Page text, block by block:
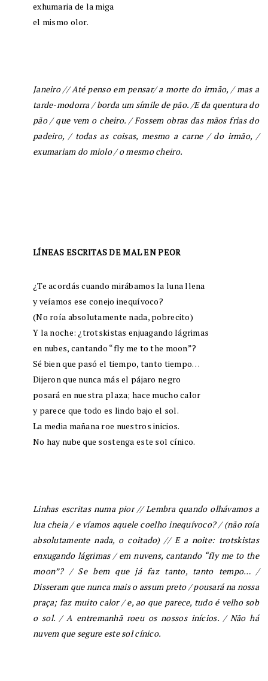
exhumaria de la miga
el mismo olor.
Janeiro// Até penso em pensar/ a morte do irmão, / mas a
tarde-modorra / borda um símile de pão. /E da quentura do
pão / que vem o cheiro. / Fossem obras das mãos frias do
padeiro, / todas as coisas, mesmo a carne / do irmão, /
exumariam do miolo / o mesmo cheiro.
LÍNEAS ESCRITAS DE MAL EN PEOR
¿Te acordás cuando mirábamos la luna llena
y veíamos ese conejo inequívoco?
(No roía absolutamente nada, pobrecito)
Y la noche: ¿trotskistas enjuagando lágrimas
en nubes, cantando “fly me to the moon”?
Sé bien que pasó el tiempo, tanto tiempo…
Dijeron que nunca más el pájaro negro
posará en nuestra plaza; hace mucho calor
y parece que todo es lindo bajo el sol.
La media mañana roe nuestros inicios.
No hay nube que sostenga este sol cínico.
Linhas escritas numa pior// Lembra quando olhávamos a
lua cheia / e víamos aquele coelho inequívoco? / (não roía
absolutamente nada, o coitado) // E a noite: trotskistas
enxugando lágrimas / em nuvens, cantando “fly me to the
moon”? / Se bem que já faz tanto, tanto tempo… /
Disseram que nunca mais o assum preto / pousará na nossa
praça; faz muito calor / e, ao que parece, tudo é velho sob
o sol. / A entremanhã roeu os nossos inícios. / Não há
nuvem que segure este sol cínico.